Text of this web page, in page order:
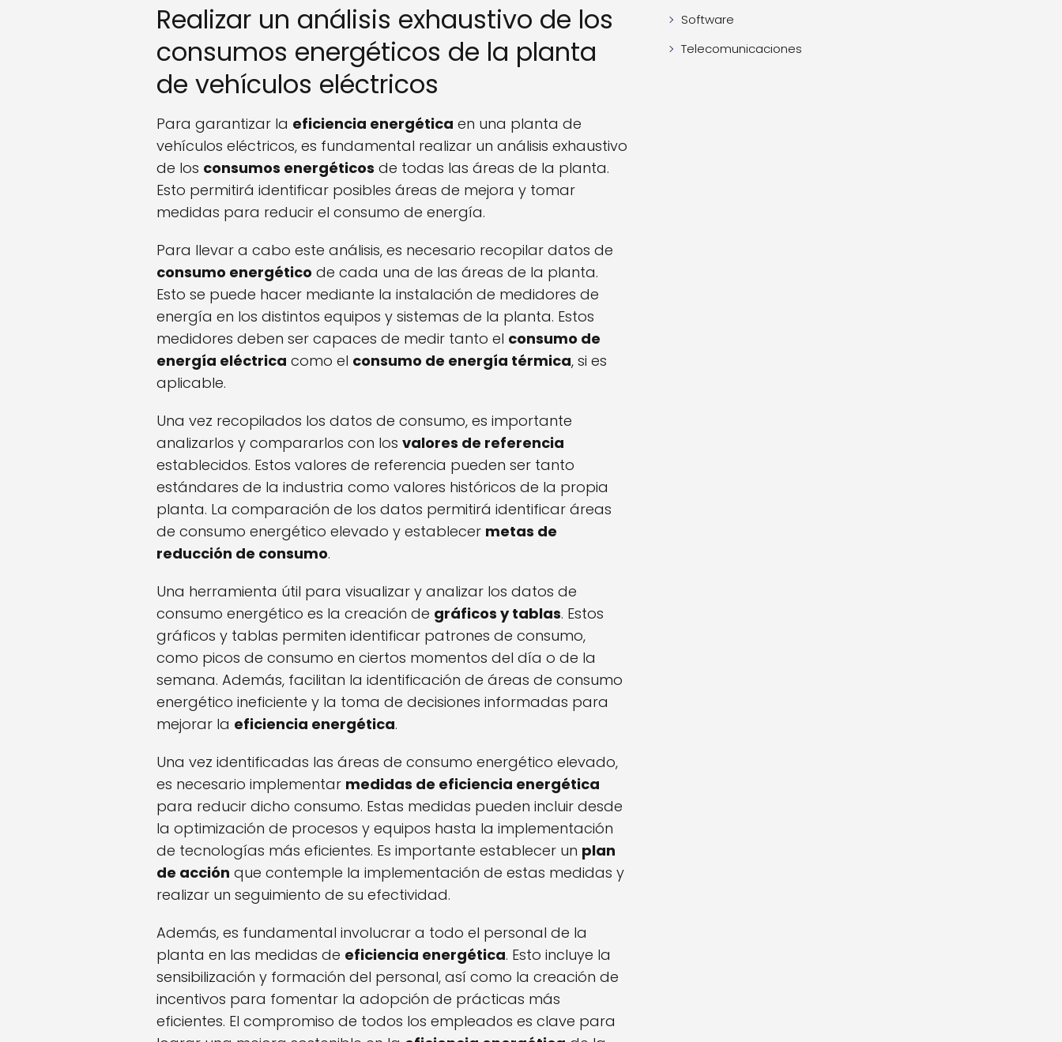
Realizar un análisis exhaustivo de los
consumos energéticos de la planta
de vehículos eléctricos
Para garantizar la eficiencia energética en una planta de
vehículos eléctricos, es fundamental realizar un análisis exhaustivo
de los consumos energéticos de todas las áreas de la planta.
Esto permitirá identificar posibles áreas de mejora y tomar
medidas para reducir el consumo de energía.
Para llevar a cabo este análisis, es necesario recopilar datos de
consumo energético de cada una de las áreas de la planta.
Esto se puede hacer mediante la instalación de medidores de
energía en los distintos equipos y sistemas de la planta. Estos
medidores deben ser capaces de medir tanto el consumo de
energía eléctrica como el consumo de energía térmica, si es
aplicable.
Una vez recopilados los datos de consumo, es importante
analizarlos y compararlos con los valores de referencia
establecidos. Estos valores de referencia pueden ser tanto
estándares de la industria como valores históricos de la propia
planta. La comparación de los datos permitirá identificar áreas
de consumo energético elevado y establecer metas de
reducción de consumo.
Una herramienta útil para visualizar y analizar los datos de
consumo energético es la creación de gráficos y tablas. Estos
gráficos y tablas permiten identificar patrones de consumo,
como picos de consumo en ciertos momentos del día o de la
semana. Además, facilitan la identificación de áreas de consumo
energético ineficiente y la toma de decisiones informadas para
mejorar la eficiencia energética.
Una vez identificadas las áreas de consumo energético elevado,
es necesario implementar medidas de eficiencia energética
para reducir dicho consumo. Estas medidas pueden incluir desde
la optimización de procesos y equipos hasta la implementación
de tecnologías más eficientes. Es importante establecer un plan
de acción que contemple la implementación de estas medidas y
realizar un seguimiento de su efectividad.
Además, es fundamental involucrar a todo el personal de la
planta en las medidas de eficiencia energética. Esto incluye la
sensibilización y formación del personal, así como la creación de
incentivos para fomentar la adopción de prácticas más
eficientes. El compromiso de todos los empleados es clave para
Software
Telecomunicaciones